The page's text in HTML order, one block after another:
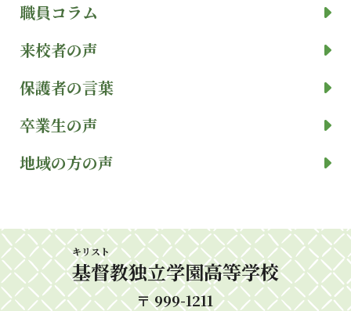
職員コラム
来校者の声
保護者の言葉
卒業生の声
地域の方の声
基督
キリスト
教独立学園高等学校
〒 999-1211